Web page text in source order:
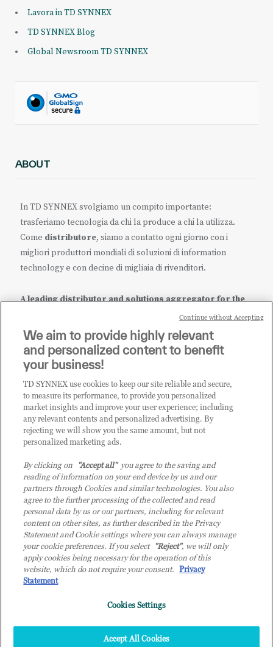
Lavora in TD SYNNEX
TD SYNNEX Blog
Global Newsroom TD SYNNEX
ABOUT
In TD SYNNEX svolgiamo un compito importante:
trasferiamo tecnologia da chi la produce a chi la utilizza.
Come distributore, siamo a contatto ogni giorno con i
migliori produttori mondiali di soluzioni di information
technology e con decine di migliaia di rivenditori.
A leading distributor and solutions aggregator for the
it.tdsynnex.com|eu.tdsynnex.com|tdsynnex.com
CATEGORIE
Categorie
© 2026 TD SYNNEX Italy S.r.l. - Sede legale: via Luigi Russolo 9, 20138
Milano (MI) - Numero di iscrizione al Registro delle Imprese di Milano e
Codice Fiscale: 07092780159 - P.IVA: 07092780159 - Eur 12.569.000,00 i.v -
TD SYNNEX e TD SYNNEX logo sono marchi registrati di TD SYNNEX
Corporation negli Stati Uniti e in altri Paesi. Società a socio unico soggetta
all’attività di direzione e coordinamento della controllante TD SYNNEX
Top
We aim to provide highly relevant
and personalized content to benefit
your business!
TD SYNNEX use cookies to keep our site reliable and secure,
to measure its performance, to provide you personalized
market insights and improve your user experience; including
any relevant contents and personalized advertising. By
rejecting we will show you the same amount, but not
personalized marketing ads.
By clicking on "Accept all"you agree to the saving and
reading of information on your end device by us and our
partners through Cookies and similar technologies. You also
agree to the further processing of the collected and read
personal data by us or our partners, including for relevant
content on other sites, as further described in the Privacy
Statement and Cookie settings where you can always manage
your cookie preferences. If you select "Reject", we will only
apply cookies being necessary for the operation of this
website, which do not require your consent. Privacy
Statement
Cookies Settings
Accept All Cookies
Continue without Accepting